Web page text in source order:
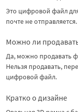
Это цифровой файл
почте не отправляется.
Можно ли
Да, можно продавать
Нельзя продавать,
цифровой файл.
Кратко о дизайне